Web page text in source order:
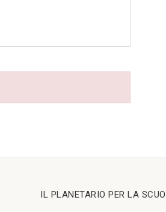
IL PLANETARIO PER LA